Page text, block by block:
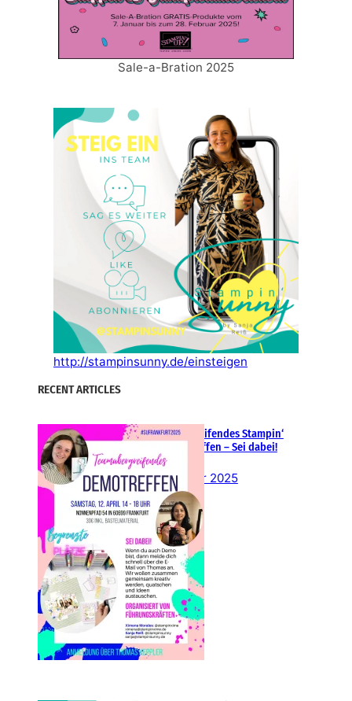
Sale-a-Bration 2025
http://stampinsunny.de/einsteigen
RECENT ARTICLES
Teamübergreifendes Stampin‘
Up! Demotreffen – Sei dabei!
26. Februar 2025